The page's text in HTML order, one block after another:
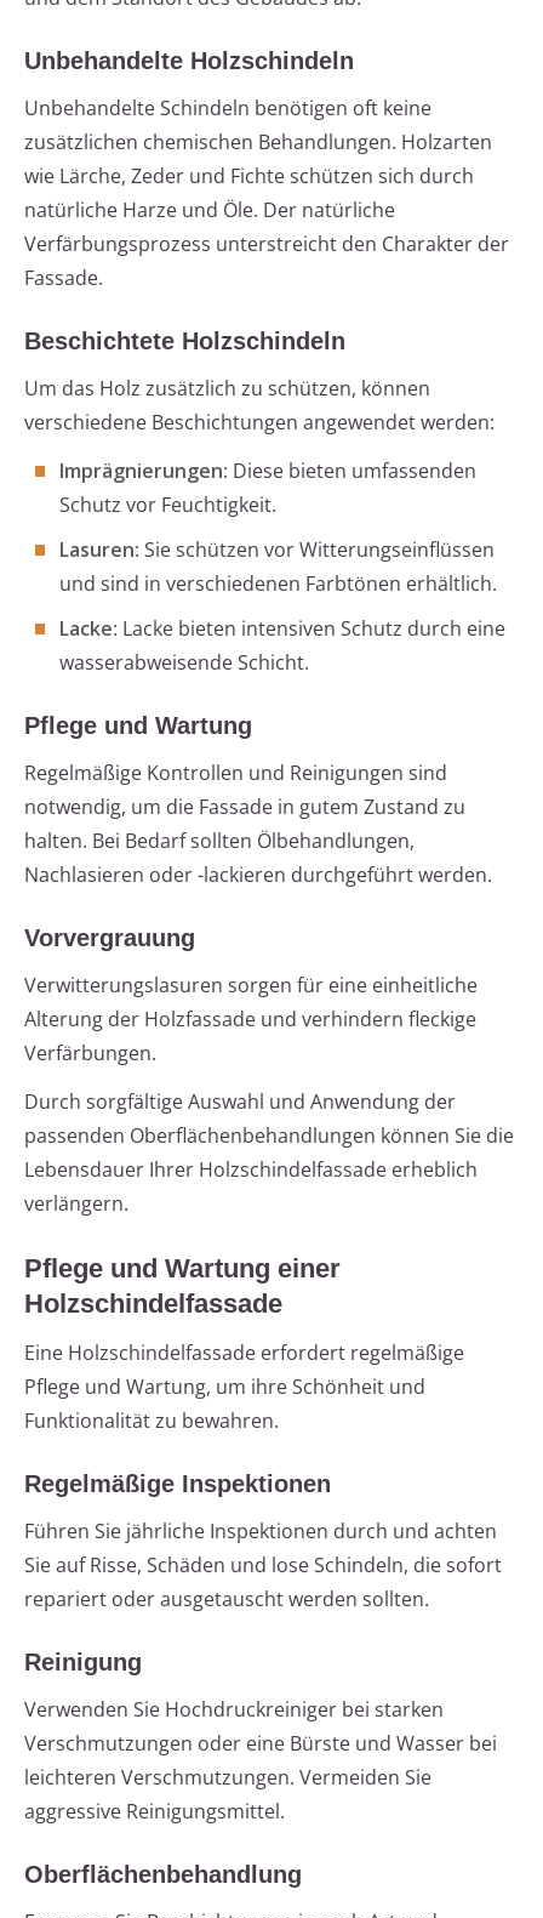
Unbehandelte Holzschindeln
Unbehandelte Schindeln benötigen oft keine
zusätzlichen chemischen Behandlungen. Holzarten
wie Lärche, Zeder und Fichte schützen sich durch
natürliche Harze und Öle. Der natürliche
Verfärbungsprozess unterstreicht den Charakter der
Fassade.
Beschichtete Holzschindeln
Um das Holz zusätzlich zu schützen, können
verschiedene Beschichtungen angewendet werden:
Imprägnierungen: Diese bieten umfassenden
Schutz vor Feuchtigkeit.
Lasuren: Sie schützen vor Witterungseinflüssen
und sind in verschiedenen Farbtönen erhältlich.
Lacke: Lacke bieten intensiven Schutz durch eine
wasserabweisende Schicht.
Pflege und Wartung
Regelmäßige Kontrollen und Reinigungen sind
notwendig, um die Fassade in gutem Zustand zu
halten. Bei Bedarf sollten Ölbehandlungen,
Nachlasieren oder -lackieren durchgeführt werden.
Vorvergrauung
Verwitterungslasuren sorgen für eine einheitliche
Alterung der Holzfassade und verhindern fleckige
Verfärbungen.
Durch sorgfältige Auswahl und Anwendung der
passenden Oberflächenbehandlungen können Sie die
Lebensdauer Ihrer Holzschindelfassade erheblich
verlängern.
Pflege und Wartung einer
Holzschindelfassade
Eine Holzschindelfassade erfordert regelmäßige
Pflege und Wartung, um ihre Schönheit und
Funktionalität zu bewahren.
Regelmäßige Inspektionen
Führen Sie jährliche Inspektionen durch und achten
Sie auf Risse, Schäden und lose Schindeln, die sofort
repariert oder ausgetauscht werden sollten.
Reinigung
Verwenden Sie Hochdruckreiniger bei starken
Verschmutzungen oder eine Bürste und Wasser bei
leichteren Verschmutzungen. Vermeiden Sie
aggressive Reinigungsmittel.
Oberflächenbehandlung